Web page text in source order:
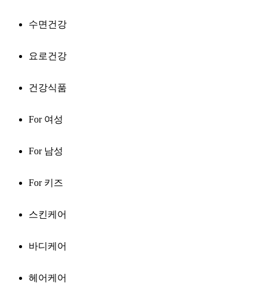
수면건강
요로건강
건강식품
For 여성
For 남성
For 키즈
스킨케어
바디케어
헤어케어